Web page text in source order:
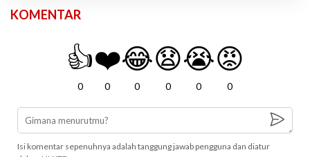
KOMENTAR
👍
0
❤️
0
😂
0
😧
0
😭
0
😡
0
Isi komentar sepenuhnya adalah tanggung jawab pengguna dan diatur